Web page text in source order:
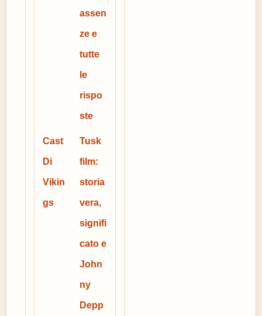
assen
ze e
tutte
le
rispo
ste
Cast
Di
Vikin
gs
Tusk
film:
storia
vera,
signifi
cato e
John
ny
Depp